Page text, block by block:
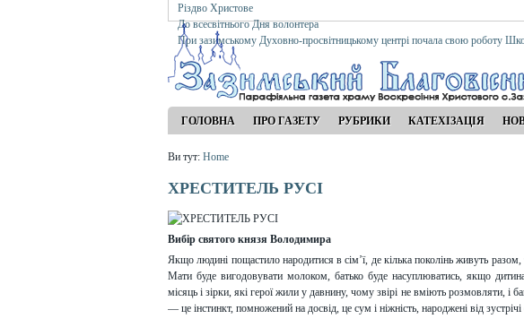
Різдво Христове
До всесвітнього Дня волонтера
При зазимському Духовно-просвітницькому центрі почала свою роботу
ГОЛОВНА ПРО ГАЗЕТУ РУБРИКИ КАТЕХІЗАЦІЯ
Ви тут: Home
ХРЕСТИТЕЛЬ РУСІ
Вибір святого князя Володимира
Якщо людині пощастило народитися в сім’ї, де кілька поколінь живуть разом,
Мати буде вигодовувати молоком, батько буде насуплюватись, якщо
місяць і зірки, які герої жили у давнину, чому звірі не вміють розмовляти, і
— це інстинкт, помножений на досвід, це сум і ніжність, народжені від